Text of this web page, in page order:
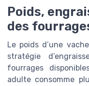
Poids,
des
Le poids d’une
stratégie
fourrages
adulte consomme